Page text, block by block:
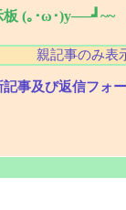
(｡･ω･)y──┛~~
親記事のみ表
記事及び返信フォ